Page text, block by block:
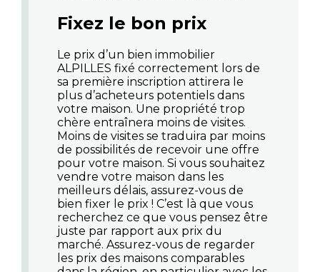
Fixez le bon prix
Le prix d’un bien immobilier
ALPILLES fixé correctement lors de
sa première inscription attirera le
plus d’acheteurs potentiels dans
votre maison. Une propriété trop
chère entraînera moins de visites.
Moins de visites se traduira par moins
de possibilités de recevoir une offre
pour votre maison. Si vous souhaitez
vendre votre maison dans les
meilleurs délais, assurez-vous de
bien fixer le prix ! C’est là que vous
recherchez ce que vous pensez être
juste par rapport aux prix du
marché. Assurez-vous de regarder
les prix des maisons comparables